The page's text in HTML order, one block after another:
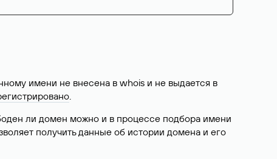
имени не внесена в whois и не выдается в
.
ли домен можно и в процессе подбора имени
получить данные об истории домена и его